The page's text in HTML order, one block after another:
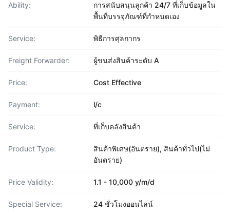
Ability:
การสนับสนุนลูกค้า 24/7 ที่เก็บข้อมูลใน
พื้นที่บรรจุภัณฑ์ที่กำหนดเอง
Service: พิธีการศุลกากร
Freight Forwarder: ผู้ขนส่งสินค้าระดับ A
Price: Cost Effective
Payment: l/c
Service: ที่เก็บคลังสินค้า
Product Type:
สินค้าพิเศษ(อันตราย), สินค้าทั่วไป(ไม่
อันตราย)
Price Validity: 1.1 - 10,000 y/m/d
Special Service: 24 ชั่วโมงออนไลน์